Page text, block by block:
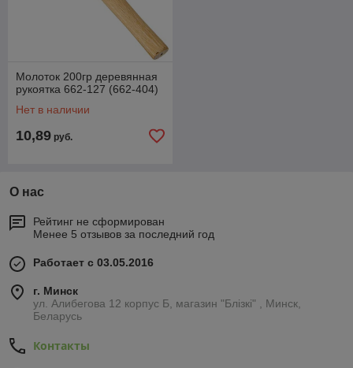
Молоток 200гр деревянная
рукоятка 662-127 (662-404)
Нет в наличии
10,89 руб.
О нас
Рейтинг не сформирован
Менее 5 отзывов за последний год
Работает с 03.05.2016
г. Минск
ул. Алибегова 12 корпус Б, магазин "Блiзкi" , Минск,
Беларусь
Контакты